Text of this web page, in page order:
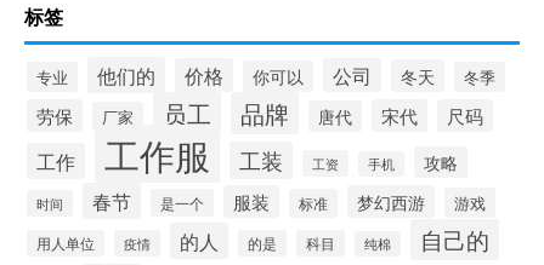
标签
专业 他们的 价格 你可以 公司 冬天 冬季
劳保 厂家 员工 品牌 唐代 宋代 尺码
工作 工作服 工装 工资 手机 攻略
时间 春节 是一个 服装 标准 梦幻西游 游戏
用人单位 疫情 的人 的是 科目 纯棉 自己的